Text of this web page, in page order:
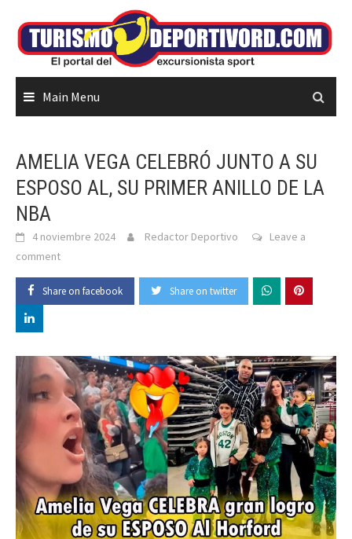
content
Main Menu
AMELIA VEGA CELEBRÓ JUNTO A SU
ESPOSO AL, SU PRIMER ANILLO DE LA
NBA
4 noviembre 2024 Redactor Deportivo
Leave a
comment
Share on facebook Share on twitter